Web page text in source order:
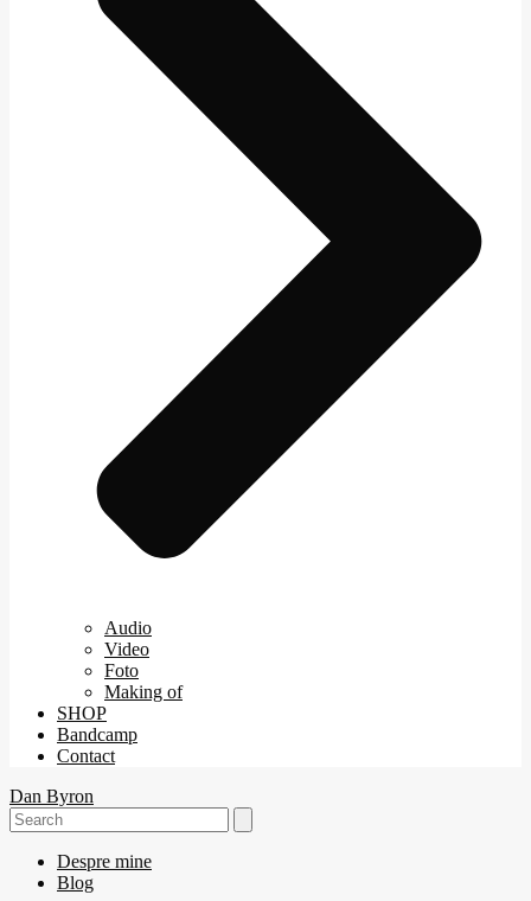
Audio
Video
Foto
Making of
SHOP
Bandcamp
Contact
Dan Byron
Search
for:
Despre mine
Blog